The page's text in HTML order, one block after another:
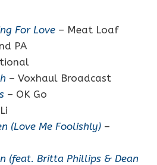
For Love – Meat Loaf
PA
– Voxhaul Broadcast
– OK Go
(Love Me Foolishly) –
(feat. Britta Phillips & Dean